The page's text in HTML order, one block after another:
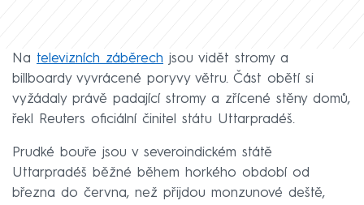
Na televizních záběrech jsou vidět stromy a
billboardy vyvrácené poryvy větru. Část obětí si
vyžádaly právě padající stromy a zřícené stěny domů,
řekl Reuters oficiální činitel státu Uttarpradéš.
Prudké bouře jsou v severoindickém státě
Uttarpradéš běžné během horkého období od
března do června, než přijdou monzunové deště,